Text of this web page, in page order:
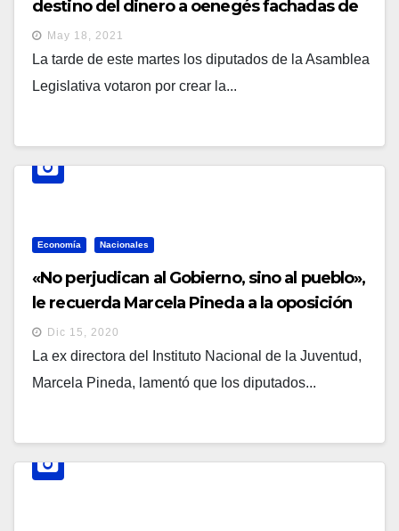
destino del dinero a oenegés fachadas de
partidos políticos
May 18, 2021
La tarde de este martes los diputados de la Asamblea
Legislativa votaron por crear la...
Economía Nacionales
«No perjudican al Gobierno, sino al pueblo»,
le recuerda Marcela Pineda a la oposición
ante retraso del presupuesto
Dic 15, 2020
La ex directora del Instituto Nacional de la Juventud,
Marcela Pineda, lamentó que los diputados...